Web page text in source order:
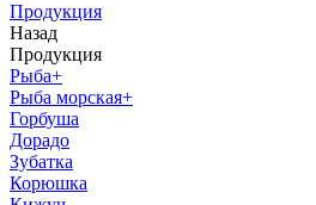
Продукция
Назад
Продукция
Рыба+
Рыба морская+
Горбуша
Дорадо
Зубатка
Корюшка